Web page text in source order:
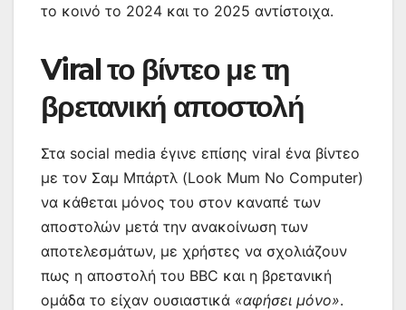
το κοινό το 2024 και το 2025 αντίστοιχα.
Viral το βίντεο με τη
βρετανική αποστολή
Στα social media έγινε επίσης viral ένα βίντεο
με τον Σαμ Μπάρτλ (Look Mum No Computer)
να κάθεται μόνος του στον καναπέ των
αποστολών μετά την ανακοίνωση των
αποτελεσμάτων, με χρήστες να σχολιάζουν
πως η αποστολή του BBC και η βρετανική
ομάδα το είχαν ουσιαστικά «αφήσει μόνο».